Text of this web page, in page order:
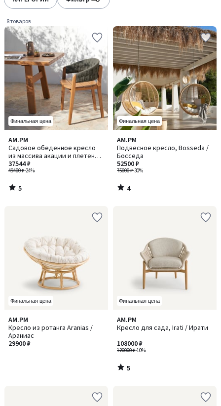
8 товаров
Финальная цена
AM.PM
Садовое обеденное кресло
из массива акации и плетеной
веревки, CHABLIS / ШАБЛИ
49400 ₽-24%
37544 ₽
5
/
5
5
/
Финальная цена
AM.PM
Подвесное кресло, Bosseda /
Босседа
75000 ₽-30%
52500 ₽
4
/
5
4
/
Финальная цена
AM.PM
Кресло из ротанга Aranias /
Араниас
29900 ₽
Финальная цена
AM.PM
Кресло для сада, Irati / Ирати
120000 ₽-10%
108000 ₽
5
/
5
/